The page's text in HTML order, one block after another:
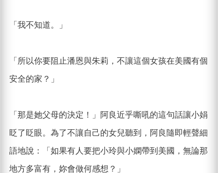
「我不知道。」
「所以你要阻止潘恩與朱莉，不讓這個女孩在美國有個
安全的家？」
「那是她父母的決定！」阿良近乎嘶吼的這句話讓小娟
眨了眨眼。為了不讓自己的女兒聽到，阿良隨即輕聲細
語地說：「如果有人要把小玲與小嫻帶到美國，無論那
地方多富有，妳會做何感想？」